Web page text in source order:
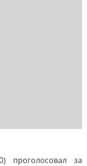
проголосовал за